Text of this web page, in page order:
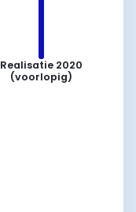
Realisatie 2020
(voorlopig)